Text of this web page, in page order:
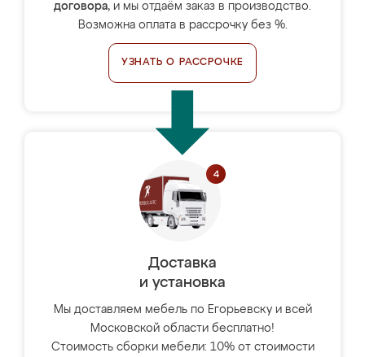
договора, и мы отдаём заказ в производство.
Возможна оплата в рассрочку без %.
УЗНАТЬ О РАССРОЧКЕ
Доставка
и установка
Мы доставляем мебель по Егорьевску и всей
Московской области бесплатно!
Стоимость сборки мебели: 10% от стоимости